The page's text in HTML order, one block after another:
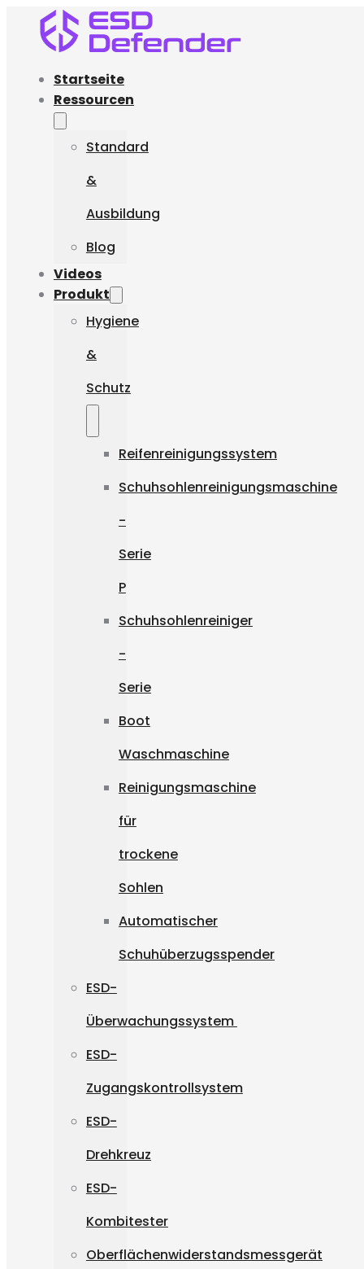
Startseite
Ressourcen
Standard
&
Ausbildung
Blog
Videos
Produkt
Hygiene
&
Schutz
Reifenreinigungssystem
Schuhsohlenreinigungsmaschine
-
Serie
P
Schuhsohlenreiniger
-
Serie
Boot
Waschmaschine
Reinigungsmaschine
für
trockene
Sohlen
Automatischer
Schuhüberzugsspender
ESD-
Überwachungssystem
ESD-
Zugangskontrollsystem
ESD-
Drehkreuz
ESD-
Kombitester
Oberflächenwiderstandsmessgerät